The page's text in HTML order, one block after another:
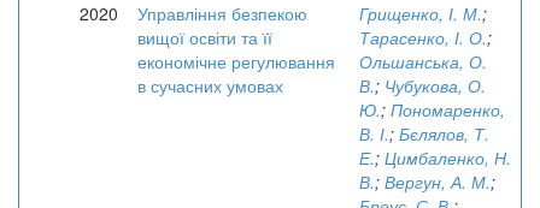
2020
Управління безпекою
вищої освіти та її
економічне регулювання
в сучасних умовах
Грищенко, І. М.;
Тарасенко, І. О.;
Ольшанська, О.
В.; Чубукова, О.
Ю.; Пономаренко,
В. І.; Бєлялов, Т.
Е.; Цимбаленко, Н.
В.; Вергун, А. М.;